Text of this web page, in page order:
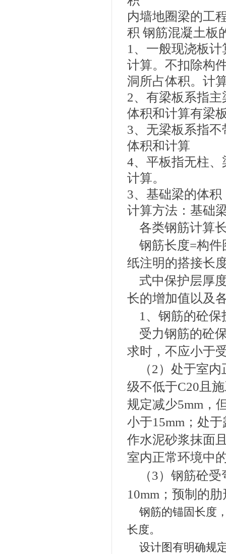
内墙地圈梁的工
积 钢筋混凝土板
1、一般现浇板
计算。不扣除构
洞所占体积。计
2、有梁板系指
体积和计算有梁
3、无梁板系指
体积和计算
4、平板指无柱
计算。
3、基础梁的体积
计算方法：基础
各类钢筋计算
钢筋长度=构
纸注明的搭接长
式中保护层厚
长的增加值以及
1、钢筋的砼保
受力钢筋的砼
求时，不应小于
（2）处于室
级不低于C20且
规定减少5mm，
小于15mm；处
作水泥砂浆抹面
室内正常环境中
（3）钢筋砼
10mm；预制的
钢筋的锚固长度
长度。
设计图有明确规